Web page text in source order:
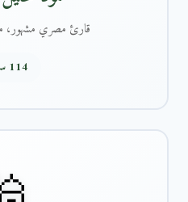
قارئ مصري مشهور،
114 سورة